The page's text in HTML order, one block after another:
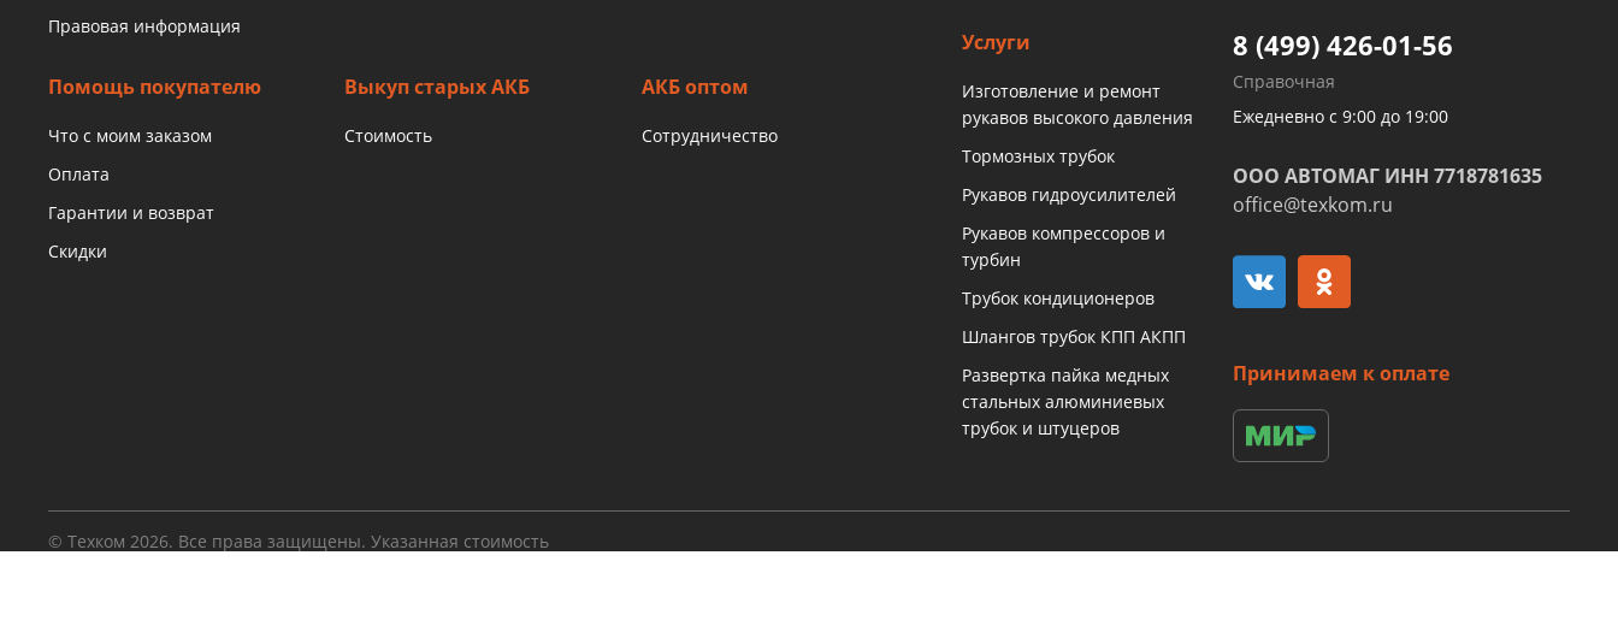
Правовая информация
Помощь покупателю
Что с моим заказом
Оплата
Гарантии и возврат
Скидки
Выкуп старых АКБ
Стоимость
АКБ оптом
Сотрудничество
Услуги
Изготовление и ремонт
рукавов высокого давления
Тормозных трубок
Рукавов гидроусилителей
Рукавов компрессоров и
турбин
Трубок кондиционеров
Шлангов трубок КПП АКПП
Развертка пайка медных
стальных алюминиевых
трубок и штуцеров
8 (499) 426-01-56
Справочная
Ежедневно с 9:00 до 19:00
ООО АВТОМАГ ИНН 7718781635
office@texkom.ru
Принимаем к оплате
© Техком 2026. Все права защищены. Указанная стоимость